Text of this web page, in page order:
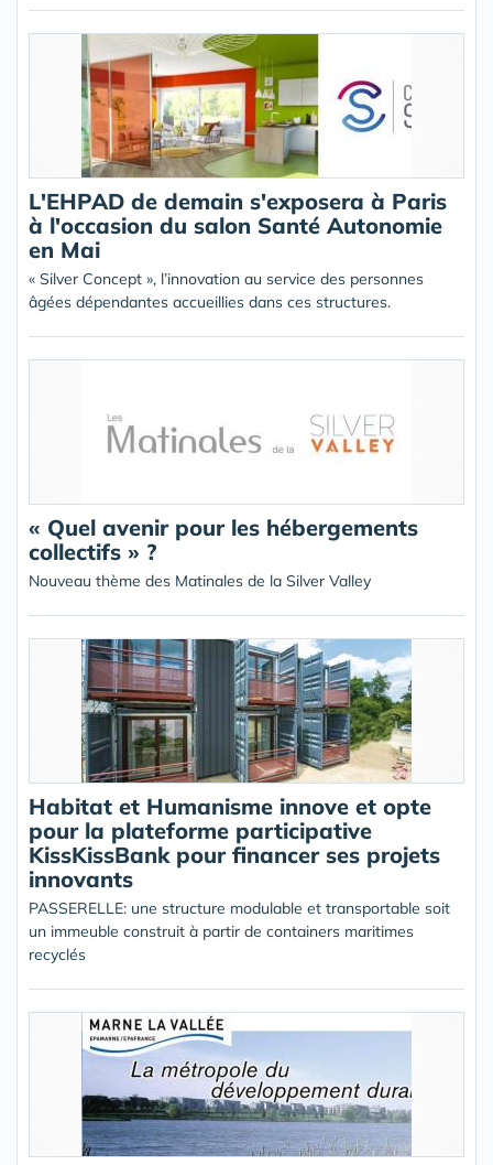
L'EHPAD de demain s'exposera à Paris
à l'occasion du salon Santé Autonomie
en Mai
« Silver Concept », l’innovation au service des personnes
âgées dépendantes accueillies dans ces structures.
« Quel avenir pour les hébergements
collectifs » ?
Nouveau thème des Matinales de la Silver Valley
Habitat et Humanisme innove et opte
pour la plateforme participative
KissKissBank pour financer ses projets
innovants
PASSERELLE: une structure modulable et transportable soit
un immeuble construit à partir de containers maritimes
recyclés